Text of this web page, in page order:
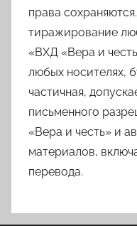
права
тиражирование
«ВХД «Вера и
любых носителях,
частичная,
письменного
«Вера и честь» и
материалов,
перевода.